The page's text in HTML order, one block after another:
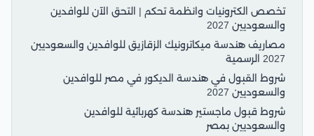
تخصص الكترونيات وانظمة تحكم | التحق الآن للوافدين
والسعوديين 2027
مصاريف هندسة ميكاترونيك الزقازيق للوافدين والسعوديين
2027 الرسمية
شروط القبول في هندسة الديكور في مصر للوافدين
والسعوديين 2027
شروط قبول ماجستير هندسة كهربائية للوافدين
والسعوديين بمصر